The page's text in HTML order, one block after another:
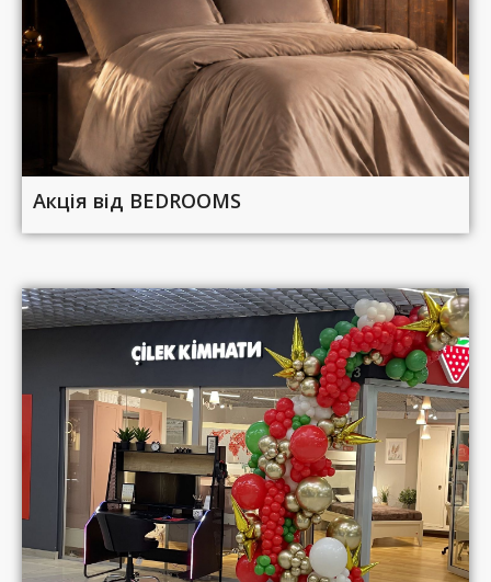
Акція від BEDROOMS